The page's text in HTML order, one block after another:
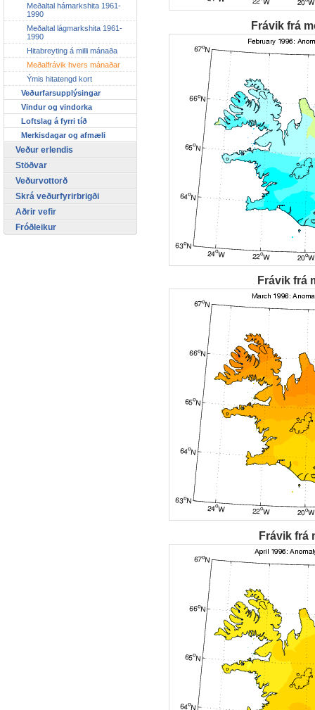
Frávik frá
Frávik frá
Frávik frá
Meðaltal hámarkshita 1961-
1990
Meðaltal lágmarkshita 1961-
1990
Hitabreyting á milli mánaða
Meðalfrávik hvers mánaðar
Ýmis hitatengd kort
Veðurfarsupplýsingar
Vindur og vindorka
Loftslag á fyrri tíð
Merkisdagar og afmæli
Veður erlendis
Stöðvar
Veðurvottorð
Skrá veðurfyrirbrigði
Aðrir vefir
Fróðleikur